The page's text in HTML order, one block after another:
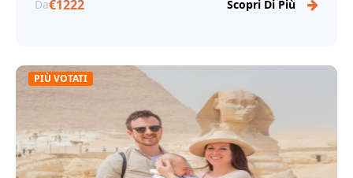
Da€1222 Scopri Di Più
PIÙ VOTATI